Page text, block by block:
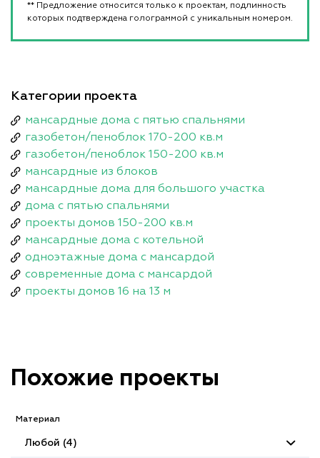
** Предложение относится только к проектам, подлинность
которых подтверждена голограммой с уникальным номером.
Категории проекта
мансардные дома с пятью спальнями
газобетон/пеноблок 170-200 кв.м
газобетон/пеноблок 150-200 кв.м
мансардные из блоков
мансардные дома для большого участка
дома с пятью спальнями
проекты домов 150-200 кв.м
мансардные дома с котельной
одноэтажные дома с мансардой
современные дома с мансардой
проекты домов 16 на 13 м
Похожие проекты
Материал
Любой (4)